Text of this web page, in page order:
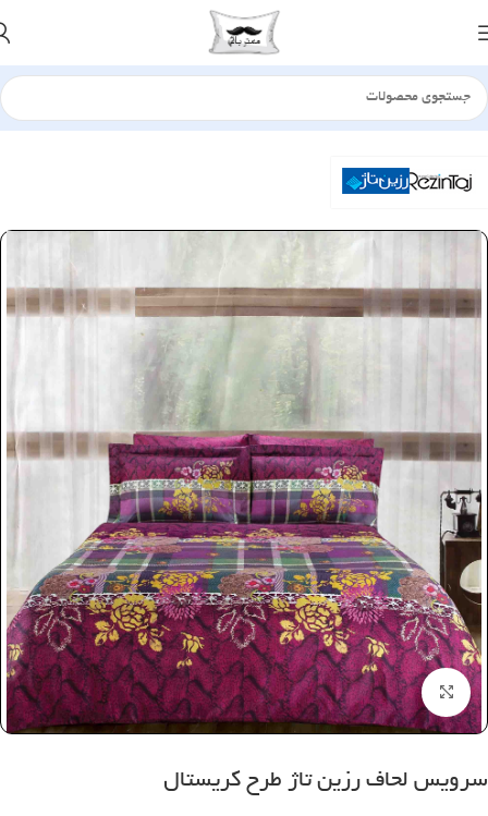
خانه سرویس لحاف ساتن
بزرگنمایی تصویر
سرویس لحاف رزین تاژ طرح کریستال